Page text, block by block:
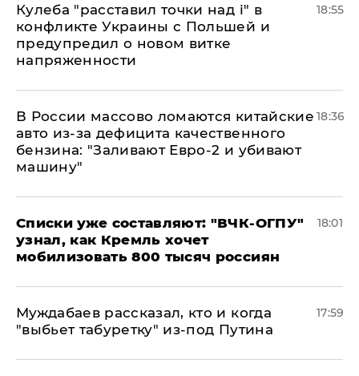
Кулеба "расставил точки над і" в
конфликте Украины с Польшей и
предупредил о новом витке
напряженности
18:55
В России массово ломаются китайские
авто из-за дефицита качественного
бензина: "Заливают Евро-2 и убивают
машину"
18:36
Списки уже составляют: "ВЧК-ОГПУ"
узнал, как Кремль хочет
мобилизовать 800 тысяч россиян
18:01
Муждабаев рассказал, кто и когда
"выбьет табуретку" из-под Путина
17:59